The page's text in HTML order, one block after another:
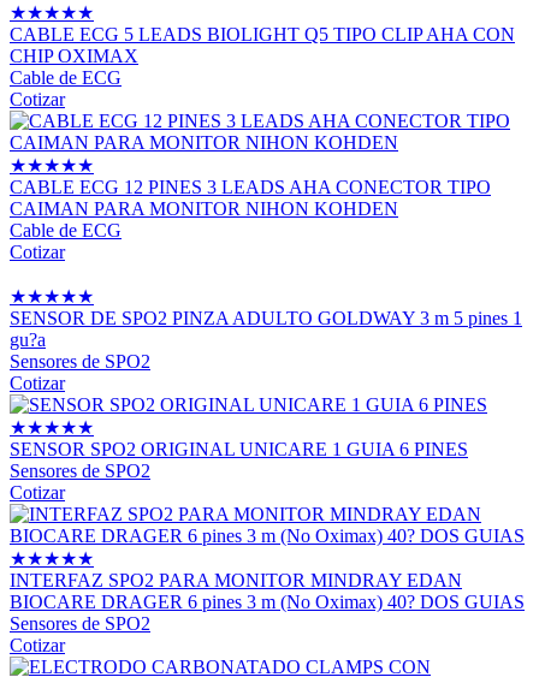
★★★★★
CABLE ECG 5 LEADS BIOLIGHT Q5 TIPO CLIP AHA CON
CHIP OXIMAX
Cable de ECG
Cotizar
★★★★★
CABLE ECG 12 PINES 3 LEADS AHA CONECTOR TIPO
CAIMAN PARA MONITOR NIHON KOHDEN
Cable de ECG
Cotizar
★★★★★
SENSOR DE SPO2 PINZA ADULTO GOLDWAY 3 m 5 pines 1
gu?a
Sensores de SPO2
Cotizar
★★★★★
SENSOR SPO2 ORIGINAL UNICARE 1 GUIA 6 PINES
Sensores de SPO2
Cotizar
★★★★★
INTERFAZ SPO2 PARA MONITOR MINDRAY EDAN
BIOCARE DRAGER 6 pines 3 m (No Oximax) 40? DOS GUIAS
Sensores de SPO2
Cotizar